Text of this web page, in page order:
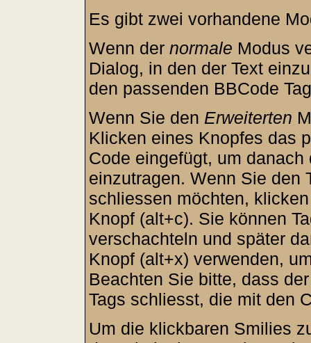
Es gibt zwei vorhandene
Wenn der normale Modus
Dialog, in den der Text
den passenden BBCode
Wenn Sie den Erweiterten
Klicken eines Knopfes das
Code eingefügt, um
einzutragen. Wenn Sie den
schliessen möchten,
Knopf (alt+c). Sie können
verschachteln und später
Knopf (alt+x) verwenden,
Beachten Sie bitte, dass
Tags schliesst, die mit den
Um die klickbaren Smilies